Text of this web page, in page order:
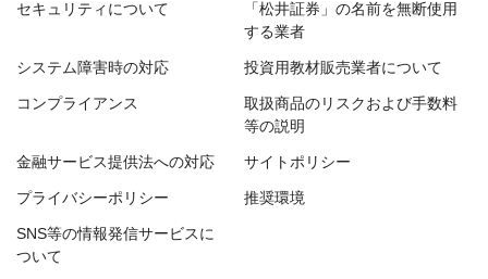
セキュリティについて
「松井証券」の名前を無断使用
する業者
システム障害時の対応 投資用教材販売業者について
コンプライアンス
取扱商品のリスクおよび手数料
等の説明
金融サービス提供法への対応 サイトポリシー
プライバシーポリシー 推奨環境
SNS等の情報発信サービスに
ついて